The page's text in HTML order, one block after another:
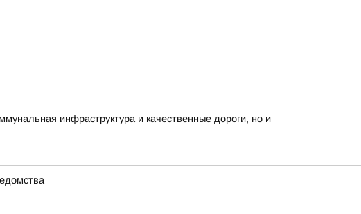
инфраструктура и качественные дороги, но и